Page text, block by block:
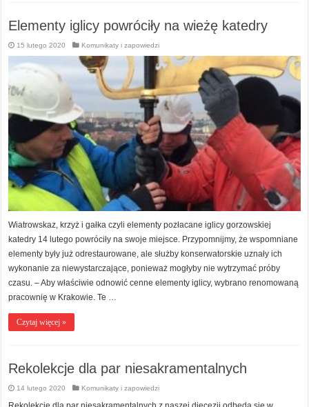
Elementy iglicy powróciły na wieżę katedry
15 lutego 2020 Komunikaty i zapowiedzi
Wiatrowskaz, krzyż i gałka czyli elementy pozłacane iglicy gorzowskiej
katedry 14 lutego powróciły na swoje miejsce. Przypomnijmy, że wspomniane
elementy były już odrestaurowane, ale służby konserwatorskie uznały ich
wykonanie za niewystarczające, ponieważ mogłyby nie wytrzymać próby
czasu. – Aby właściwie odnowić cenne elementy iglicy, wybrano renomowaną
pracownię w Krakowie. Te …
Czytaj więcej »
Rekolekcje dla par niesakramentalnych
14 lutego 2020 Komunikaty i zapowiedzi